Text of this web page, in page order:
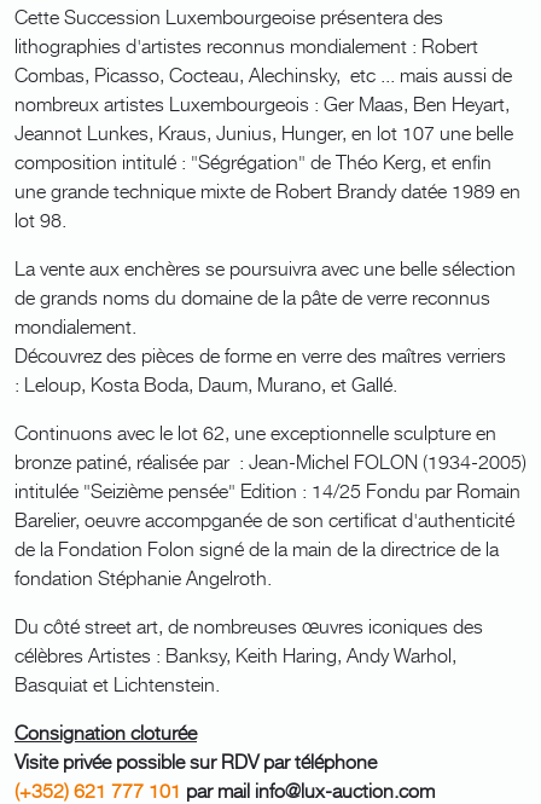
Cette Succession Luxembourgeoise présentera des
lithographies d'artistes reconnus mondialement : Robert
Combas, Picasso, Cocteau, Alechinsky, etc ... mais aussi de
nombreux artistes Luxembourgeois : Ger Maas, Ben Heyart,
Jeannot Lunkes, Kraus, Junius, Hunger, en lot 107 une belle
composition intitulé : "Ségrégation" de Théo Kerg, et enfin
une grande technique mixte de Robert Brandy datée 1989 en
lot 98.
La vente aux enchères se poursuivra avec une belle sélection
de grands noms du domaine de la pâte de verre reconnus
mondialement.
Découvrez des pièces de forme en verre des maîtres verriers
: Leloup, Kosta Boda, Daum, Murano, et Gallé.
Continuons avec le lot 62, une exceptionnelle sculpture en
bronze patiné, réalisée par : Jean-Michel FOLON (1934-2005)
intitulée "Seizième pensée" Edition : 14/25 Fondu par Romain
Barelier, oeuvre accompganée de son certificat d'authenticité
de la Fondation Folon signé de la main de la directrice de la
fondation Stéphanie Angelroth.
Du côté street art, de nombreuses œuvres iconiques des
célèbres Artistes : Banksy, Keith Haring, Andy Warhol,
Basquiat et Lichtenstein.
Consignation cloturée
Visite privée possible sur RDV par téléphone
(+352) 621 777 101 par mail info@lux-auction.com